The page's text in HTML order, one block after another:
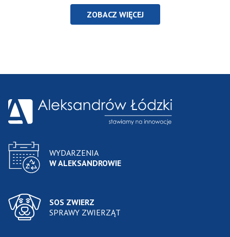
ZOBACZ WIĘCEJ
WYDARZENIA
W ALEKSANDROWIE
SOS ZWIERZ
SPRAWY ZWIERZĄT